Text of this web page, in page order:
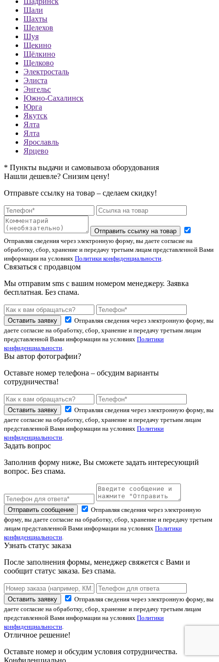
Шали
Шахты
Шелехов
Шуя
Щекино
Щёлкино
Щелково
Электросталь
Элиста
Энгельс
Южно-Сахалинск
Юрга
Якутск
Ялта
Ялта
Ярославль
Ярцево
* Пункты выдачи и самовывоза оборудования
Нашли дешевле? Снизим цену!
Отправьте ссылку на товар – сделаем скидку!
Отправить ссылку на товар
Отправляя сведения через электронную форму, вы даете согласие на
обработку, сбор, хранение и передачу третьим лицам представленной Вами
информации на условиях Политики конфиденциальности
Связаться с продавцом
Мы отправим sms с вашим номером менеджеру. Заявка
бесплатная. Без спама.
Оставить заявку
Отправляя сведения через электронную форму, вы
даете согласие на обработку, сбор, хранение и передачу третьим лицам
представленной Вами информации на условиях Политики
конфиденциальности
Вы автор фотографии?
Оставьте номер телефона – обсудим варианты
сотрудничества!
Оставить заявку
Отправляя сведения через электронную форму, вы
даете согласие на обработку, сбор, хранение и передачу третьим лицам
представленной Вами информации на условиях Политики
конфиденциальности
Задать вопрос
Заполнив форму ниже, Вы сможете задать интересующий
вопрос. Без спама.
Отправить сообщение
Отправляя сведения через электронную
форму, вы даете согласие на обработку, сбор, хранение и передачу третьим
лицам представленной Вами информации на условиях Политики
конфиденциальности
Узнать статус заказа
После заполнения формы, менеджер свяжется с Вами и
сообщит статус заказа. Без спама.
Оставить заявку
Отправляя сведения через электронную форму, вы
даете согласие на обработку, сбор, хранение и передачу третьим лицам
представленной Вами информации на условиях Политики
конфиденциальности
Отличное решение!
Оставьте номер и обсудим условия сотрудничества.
Конфиденциально.